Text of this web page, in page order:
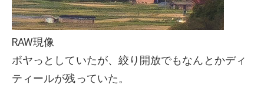
RAW現像
ボヤっとしていたが、絞り開放でもなんとかディ
ティールが残っていた。